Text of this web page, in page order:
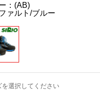
： (AB)
ァルト/ブルー
を選択してください